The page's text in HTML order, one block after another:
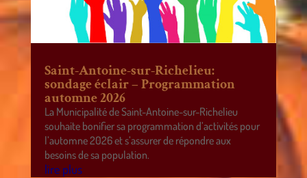
Saint-Antoine-sur-Richelieu:
sondage éclair – Programmation
automne 2026
La Municipalité de Saint-Antoine-sur-Richelieu
souhaite bonifier sa programmation d’activités pour
l’automne 2026 et s’assurer de répondre aux
besoins de sa population.
lire plus